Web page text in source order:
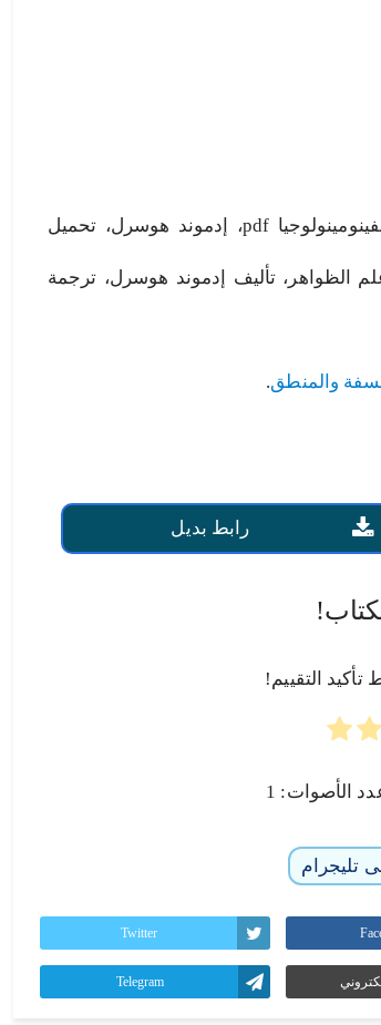
فكرة الفينومينولوجيا pdf، تحميل كتاب فكرة الفينومينولوجيا pdf، إدموند هوسرل، تحميل
الظواهر، تأليف إدموند هوسرل، ترجمة
والمنطق.
رابط بديل
التقييم!
1
تليجرام
Twitter
Telegram